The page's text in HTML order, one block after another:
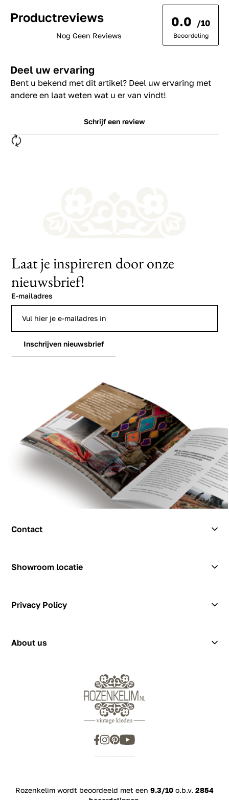
Productreviews
Nog Geen Reviews
0.0 /10
Beoordeling
Deel uw ervaring
Bent u bekend met dit artikel? Deel uw ervaring met
andere en laat weten wat u er van vindt!
Schrijf een review
Contact
Showroom locatie
Figeehal 2
2031 BJ Haarlem
Privacy Policy
About us
Laat je inspireren door onze
nieuwsbrief!
E-mailadres
Inschrijven nieuwsbrief
Rozenkelim wordt beoordeeld met een 9.3/10 o.b.v. 2854